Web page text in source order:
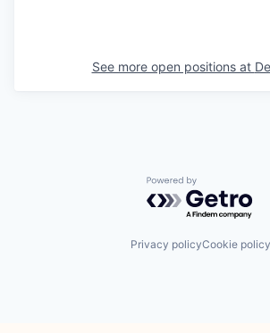
See more open positions at
Powered by
Privacy policyCookie policy